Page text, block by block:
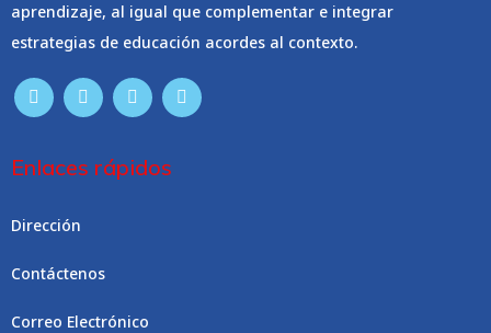
aprendizaje, al igual que complementar e integrar
estrategias de educación acordes al contexto.
Enlaces rápidos
Dirección
Contáctenos
Correo Electrónico